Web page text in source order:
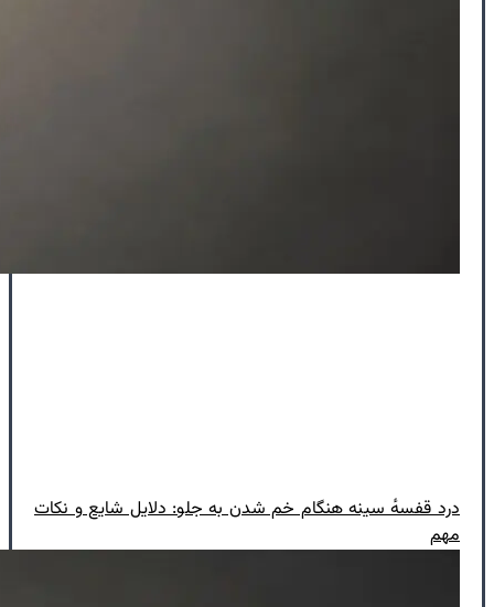
درد قفسهٔ سینه هنگام خم شدن به جلو: دلایل شایع و نکات
مهم